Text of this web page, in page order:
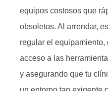
equipos costosos que
obsoletos. Al arrendar,
regular el equipamiento,
acceso a las
y asegurando que tu